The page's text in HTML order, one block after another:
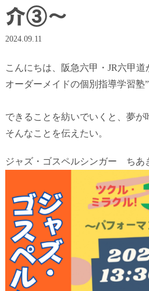
介③〜
2024.09.11
こんにちは、阪急六甲・JR六甲道
オーダーメイドの個別指導学習塾
できることを紡いでいくと、夢が
そんなことを伝えたい。
ジャズ・ゴスペルシンガー ちあ